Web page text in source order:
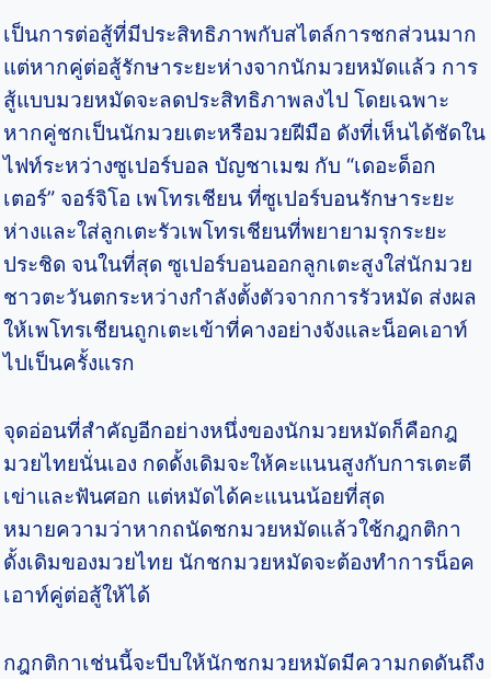
เป็นการต่อสู้ที่มีประสิทธิภาพกับสไตล์การชกส่วนมาก
แต่หากคู่ต่อสู้รักษาระยะห่างจากนักมวยหมัดแล้ว การ
สู้แบบมวยหมัดจะลดประสิทธิภาพลงไป โดยเฉพาะ
หากคู่ชกเป็นนักมวยเตะหรือมวยฝีมือ ดังที่เห็นได้ชัดใน
ไฟท์ระหว่างซูเปอร์บอล บัญชาเมฆ กับ “เดอะด็อก
เตอร์” จอร์จิโอ เพโทรเชียน ที่ซูเปอร์บอนรักษาระยะ
ห่างและใส่ลูกเตะรัวเพโทรเชียนที่พยายามรุกระยะ
ประชิด จนในที่สุด ซูเปอร์บอนออกลูกเตะสูงใส่นักมวย
ชาวตะวันตกระหว่างกำลังตั้งตัวจากการรัวหมัด ส่งผล
ให้เพโทรเชียนถูกเตะเข้าที่คางอย่างจังและน็อคเอาท์
ไปเป็นครั้งแรก
จุดอ่อนที่สำคัญอีกอย่างหนึ่งของนักมวยหมัดก็คือกฎ
มวยไทยนั่นเอง กดดั้งเดิมจะให้คะแนนสูงกับการเตะตี
เข่าและฟันศอก แต่หมัดได้คะแนนน้อยที่สุด
หมายความว่าหากถนัดชกมวยหมัดแล้วใช้กฎกติกา
ดั้งเดิมของมวยไทย นักชกมวยหมัดจะต้องทำการน็อค
เอาท์คู่ต่อสู้ให้ได้
กฎกติกาเช่นนี้จะบีบให้นักชกมวยหมัดมีความกดดันถึง